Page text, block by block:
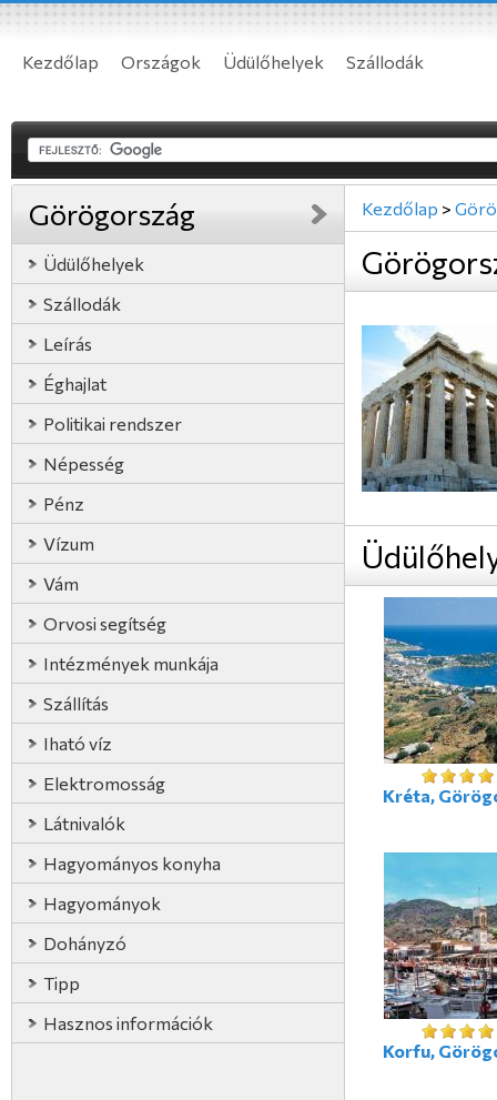
Kezdőlap Országok Üdülőhelyek Szállodák
Görögország
Üdülőhelyek
Szállodák
Leírás
Éghajlat
Politikai rendszer
Népesség
Pénz
Vízum
Vám
Orvosi segítség
Intézmények munkája
Szállítás
Iható víz
Elektromosság
Látnivalók
Hagyományos konyha
Hagyományok
Dohányzó
Tipp
Hasznos információk
Kezdőlap >
Kréta,
Korfu,